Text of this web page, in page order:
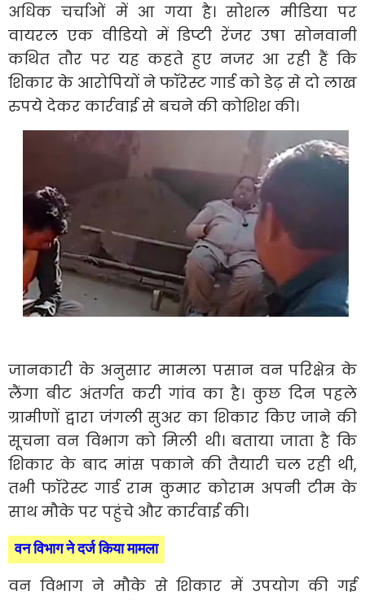
अधिक चर्चाओं में आ गया है। सोशल मीडिया पर
वायरल एक वीडियो में डिप्टी रेंजर उषा सोनवानी
कथित तौर पर यह कहते हुए नजर आ रही हैं कि
शिकार के आरोपियों ने फॉरेस्ट गार्ड को डेढ़ से दो लाख
रुपये देकर कार्रवाई से बचने की कोशिश की।
जानकारी के अनुसार मामला पसान वन परिक्षेत्र के
लैंगा बीट अंतर्गत करी गांव का है। कुछ दिन पहले
ग्रामीणों द्वारा जंगली सुअर का शिकार किए जाने की
सूचना वन विभाग को मिली थी। बताया जाता है कि
शिकार के बाद मांस पकाने की तैयारी चल रही थी,
तभी फॉरेस्ट गार्ड राम कुमार कोराम अपनी टीम के
साथ मौके पर पहुंचे और कार्रवाई की।
वन विभाग ने दर्ज किया मामला
वन विभाग ने मौके से शिकार में उपयोग की गई